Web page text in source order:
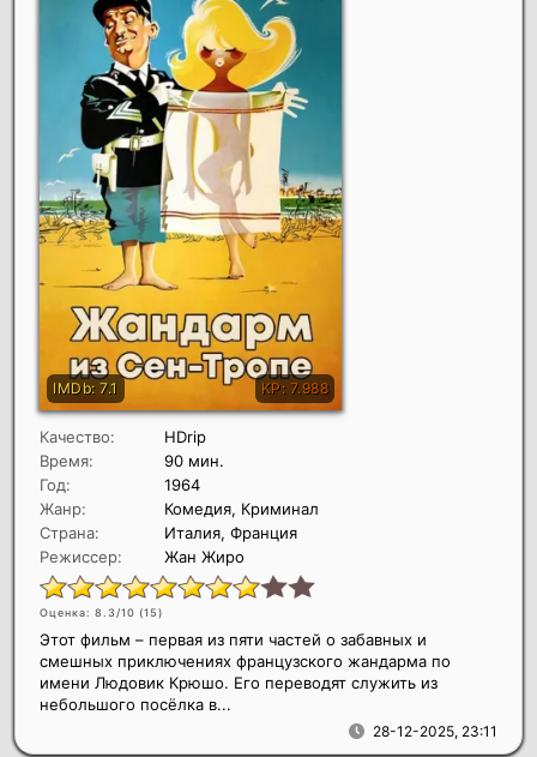
Качество:
HDrip
Время:
90 мин.
Год:
1964
Жанр:
Комедия, Криминал
Страна:
Италия, Франция
Режиссер:
Жан Жиро
Оценка: 8.3/10 (15)
28-12-2025, 23:11
Этот фильм – первая из пяти частей о забавных и
смешных приключениях французского жандарма по
имени Людовик Крюшо. Его переводят служить из
небольшого посёлка в...